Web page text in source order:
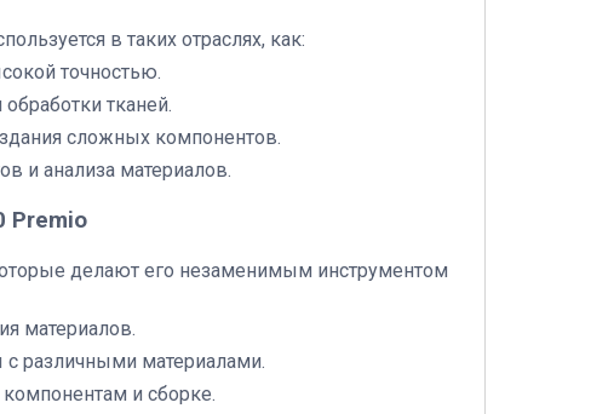
в таких отраслях, как:
точностью.
тканей.
сложных компонентов.
и анализа материалов.
Premio
делают его незаменимым инструментом
материалов.
различными материалами.
и сборке.